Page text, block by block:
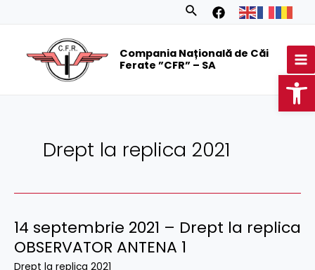
Search
Compania Națională de Căi
Ferate ”CFR” – SA
Drept la replica 2021
14 septembrie 2021 – Drept la replica
OBSERVATOR ANTENA 1
Drept la replica 2021
14
septembrie
2021